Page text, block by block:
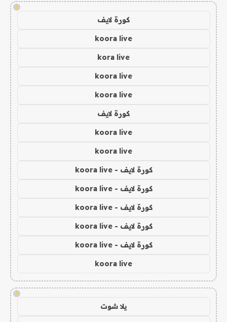
!
كورة لايف
koora live
kora live
koora live
koora live
كورة لايف
koora live
koora live
كورة لايف - koora live
كورة لايف - koora live
كورة لايف - koora live
كورة لايف - koora live
كورة لايف - koora live
koora live
!
يلا شوت